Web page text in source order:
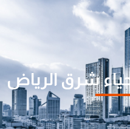
شرق الرياض